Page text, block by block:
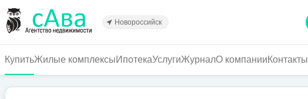
Перейти
основному
Новороссийск
КупитьЖилые комплексыИпотекаУслугиЖурналО компанииКонтакты